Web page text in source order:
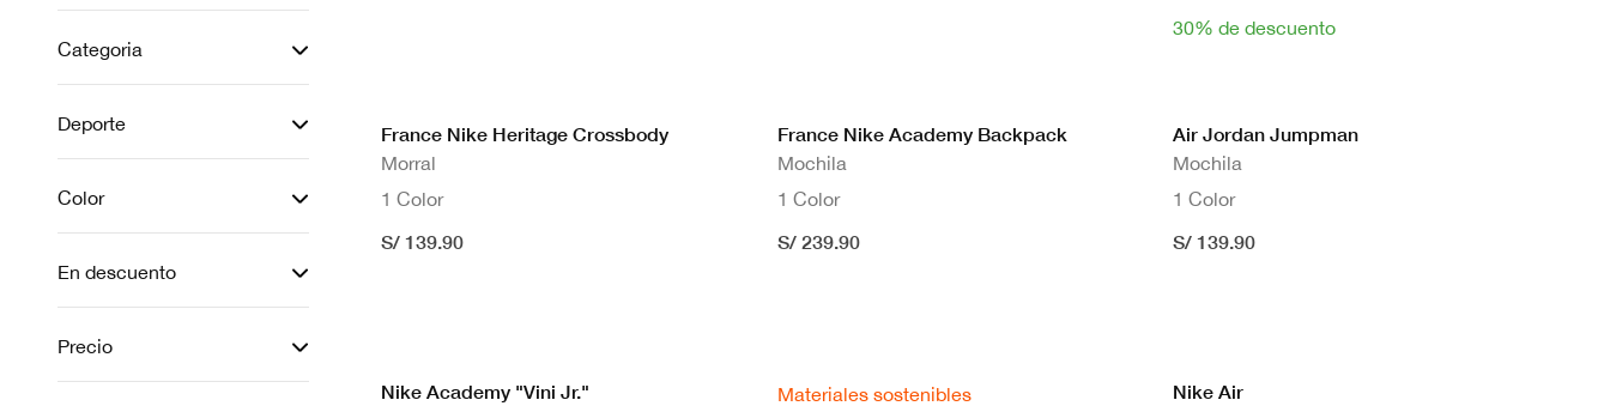
Categoria
Deporte
Color
En descuento
Precio
30% de descuento
France Nike Heritage Crossbody
Morral
1 Color
S/ 139.90
France Nike Academy Backpack
Mochila
1 Color
S/ 239.90
Air Jordan Jumpman
Mochila
1 Color
S/ 139.90
Nike Academy "Vini Jr." Materiales sostenibles Nike Air